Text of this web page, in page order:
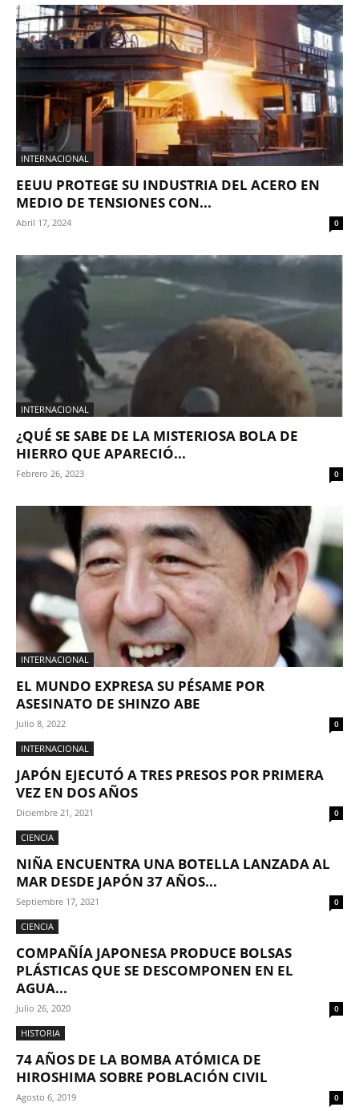
INTERNACIONAL
EEUU PROTEGE SU INDUSTRIA DEL ACERO EN
MEDIO DE TENSIONES CON...
Abril 17, 2024 0
INTERNACIONAL
¿QUÉ SE SABE DE LA MISTERIOSA BOLA DE
HIERRO QUE APARECIÓ...
Febrero 26, 2023 0
INTERNACIONAL
EL MUNDO EXPRESA SU PÉSAME POR
ASESINATO DE SHINZO ABE
Julio 8, 2022 0
INTERNACIONAL
JAPÓN EJECUTÓ A TRES PRESOS POR PRIMERA
VEZ EN DOS AÑOS
Diciembre 21, 2021 0
CIENCIA
NIÑA ENCUENTRA UNA BOTELLA LANZADA AL
MAR DESDE JAPÓN 37 AÑOS...
Septiembre 17, 2021 0
CIENCIA
COMPAÑÍA JAPONESA PRODUCE BOLSAS
PLÁSTICAS QUE SE DESCOMPONEN EN EL
AGUA...
Julio 26, 2020 0
HISTORIA
74 AÑOS DE LA BOMBA ATÓMICA DE
HIROSHIMA SOBRE POBLACIÓN CIVIL
Agosto 6, 2019 0